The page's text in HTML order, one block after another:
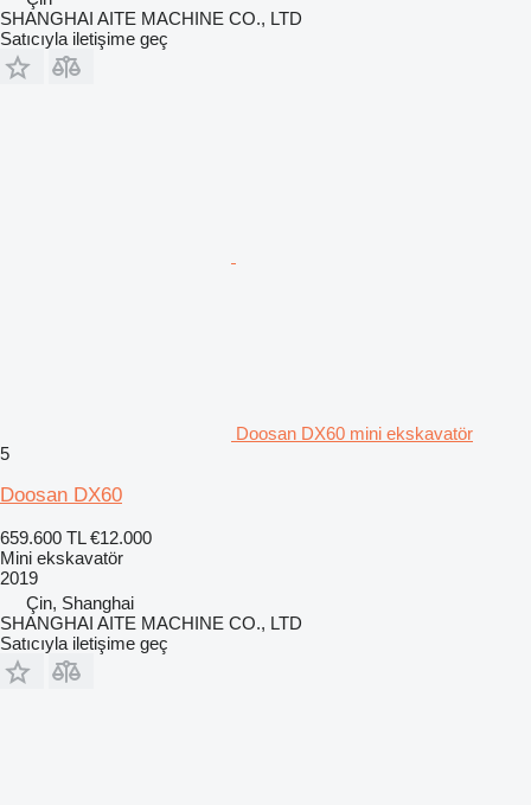
SHANGHAI AITE MACHINE CO., LTD
Satıcıyla iletişime geç
Doosan DX60 mini ekskavatör
5
Doosan DX60
659.600 TL €12.000
Mini ekskavatör
2019
Çin, Shanghai
SHANGHAI AITE MACHINE CO., LTD
Satıcıyla iletişime geç